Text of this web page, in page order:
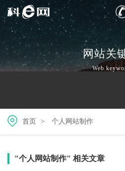
网站关
Web
首页 > 个人网站制作
"个人网站制作" 相关文章